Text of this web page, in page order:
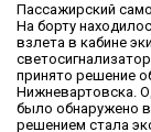
Пассажирский
На борту
взлета в кабине
принято решение
Нижневартовска.
было обнаружено
решением стала